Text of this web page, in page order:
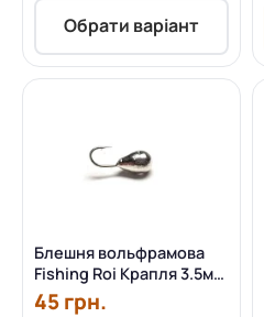
Обрати варіант
Блешня вольфрамова
Fishing Roi Крапля 3.5мм
(срібло)
45 грн.